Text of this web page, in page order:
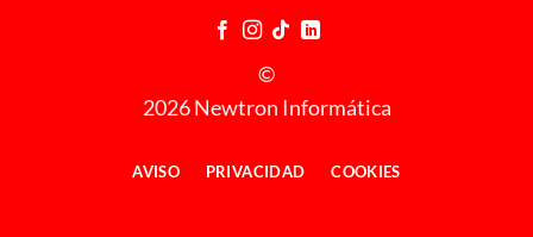
©
2026 Newtron Informática
AVISO PRIVACIDAD COOKIES